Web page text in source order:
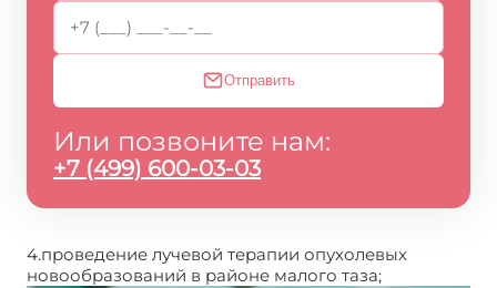
Отправить
Или позвоните нам:
+7 (499) 600-03-03
4.проведение лучевой терапии опухолевых
новообразований в районе малого таза;